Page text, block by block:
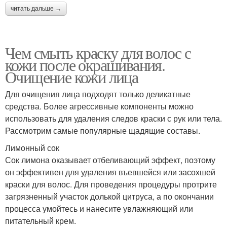
читать дальше →
Чем смыть краску для волос с
кожи после окрашивания.
Очищение кожи лица
Для очищения лица подходят только деликатные
средства. Более агрессивные компоненты можно
использовать для удаления следов краски с рук или тела.
Рассмотрим самые популярные щадящие составы.
Лимонный сок
Сок лимона оказывает отбеливающий эффект, поэтому
он эффективен для удаления въевшейся или засохшей
краски для волос. Для проведения процедуры протрите
загрязненный участок долькой цитруса, а по окончании
процесса умойтесь и нанесите увлажняющий или
питательный крем.